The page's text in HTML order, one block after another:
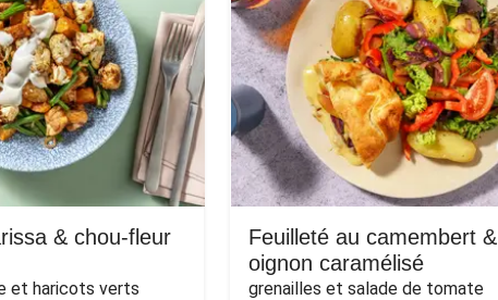
& chou-fleur
et haricots verts
Feuilleté au camembert &
oignon caramélisé
grenailles et salade de tomate